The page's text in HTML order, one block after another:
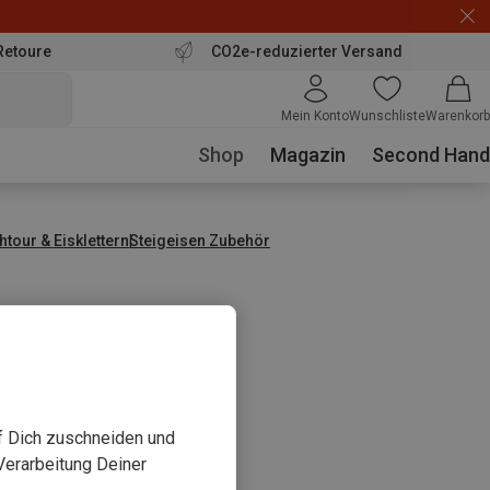
CO2e-reduzierter Versand
Mein KontoWunschlisteWarenkorb
Shop Magazin Second Hand
& EiskletternSteigeisen Zubehör
zuschneiden und
Deiner